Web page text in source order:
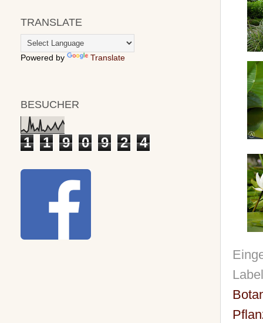
TRANSLATE
Powered by Translate
BESUCHER
1 1 9 0 9 2 4